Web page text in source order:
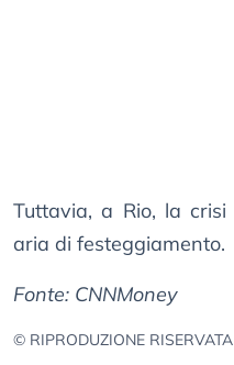
Tuttavia, a Rio, la
aria di festeggiamento.
Fonte: CNNMoney
© RIPRODUZIONE RISERVATA